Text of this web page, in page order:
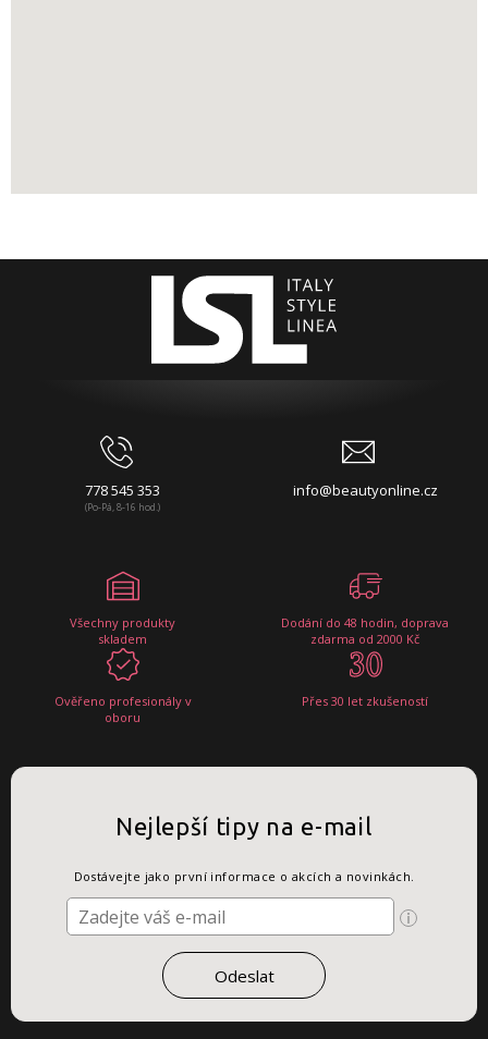
778 545 353
(Po-Pá, 8-16 hod.)
info@beautyonline.cz
Všechny produkty
skladem
Dodání do 48 hodin, doprava
zdarma od 2000 Kč
Ověřeno profesionály v
oboru
Přes 30 let zkušeností
Nejlepší tipy na e-mail
Dostávejte jako první informace o akcích a novinkách.